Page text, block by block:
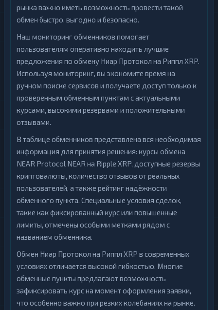
рынка важно иметь возможность провести такой
обмен быстро, выгодно и безопасно.
Наш мониторинг обменников помогает
пользователям оперативно находить лучшие
предложения по обмену Ниар Протокол на Риппл XRP.
Используя мониторинг, вы экономите время на
ручном поиске сервисов и получаете доступ только к
проверенным обменным пунктам с актуальными
курсами, высокими резервами и положительными
отзывами.
В таблице обменников представлена вся необходимая
информация для принятия решения: курсы обмена
NEAR Protocol NEAR на Ripple XRP, доступные резервы
криптовалюты, количество отзывов от реальных
пользователей, а также рейтинг надёжности
обменного пункта. Специальные условия сделок,
такие как фиксированный курс или повышенные
лимиты, отмечены особыми метками рядом с
названием обменника.
Обмен Ниар Протокол на Риппл XRP в современных
условиях отличается высокой гибкостью. Многие
обменные пункты предлагают возможность
зафиксировать курс на момент оформления заявки,
что особенно важно при резких колебаниях на рынке.